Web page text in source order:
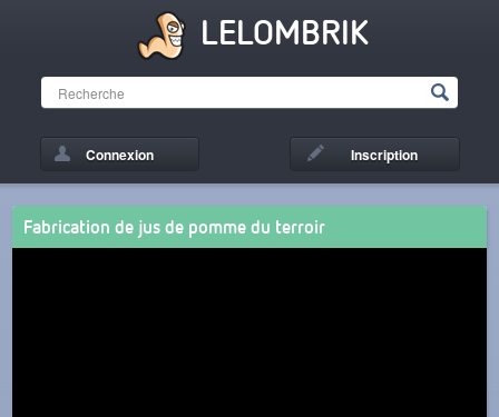
LELOMBRIK
Connexion Inscription
Fabrication de jus de pomme du terroir